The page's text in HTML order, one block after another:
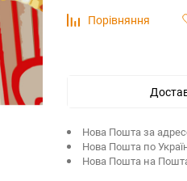
Порівняння
Нова Пошта за
Нова Пошта по
Нова Пошта на